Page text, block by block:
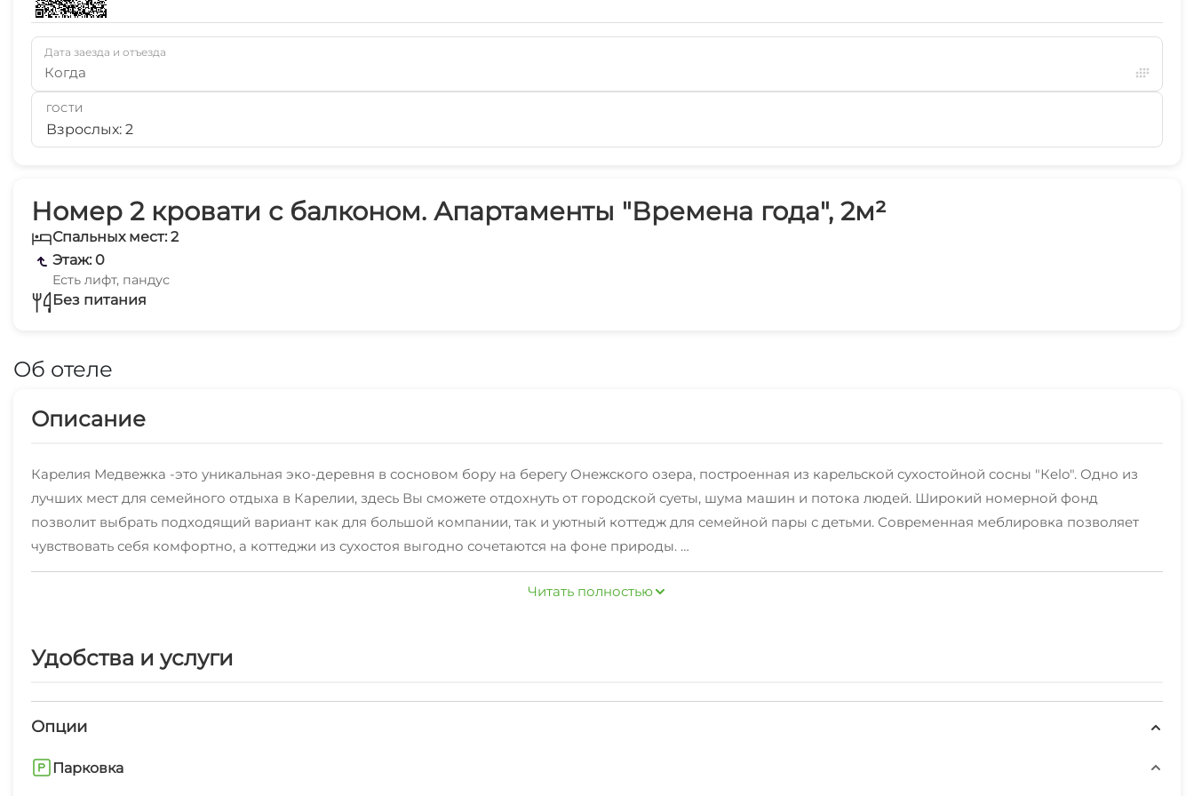
Номер 2 кровати с балконом. Апартаменты "Времена года", 2м²
Спальных мест: 2
Этаж: 0
Есть лифт, пандус
Без питания
Об отеле
Описание
Карелия Медвежка -это уникальная эко-деревня в сосновом бору на берегу Онежского озера, построенная из карельской сухостойной сосны "Кelo". Одно из
лучших мест для семейного отдыха в Карелии, здесь Вы сможете отдохнуть от городской суеты, шума машин и потока людей. Широкий номерной фонд
позволит выбрать подходящий вариант как для большой компании, так и уютный коттедж для семейной пары с детьми. Современная меблировка позволяет
чувствовать себя комфортно, а коттеджи из сухостоя выгодно сочетаются на фоне природы.
В Онежских водах и близлежащих лесных озерах водится приличное количество рыбы, в здешних местах удачливому рыбаку или охотнику не придется скучать.
Для активного отдыха имеется квадроциклы, велосипеды, лодки, катера, скутера, снегоходы, лыжи беговые и горные, коньки, санки, катание на санях, ватрушки,
Хотите узнать наш край получше? К вашим услугам полный спектр экскурсий по культурным, историческим и природным достопримечательностям Карелии.
Читать полностью
Удобства и услуги
Опции
Парковка
Дата заезда и отъезда
Когда
ГОСТИ
Взрослых: 2